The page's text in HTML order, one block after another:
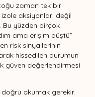
zaman tek bir
aksiyonları değil
yüzden birçok
ama erişim düştü”
risk sinyallerinin
hissedilen durumun
güven değerlendirmesi
doğru okumak gerekir: